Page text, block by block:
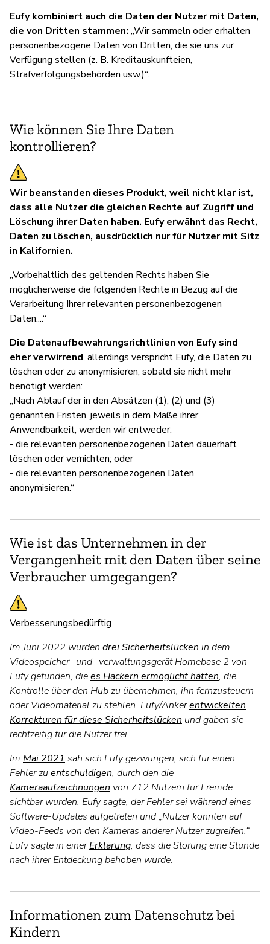
Eufy kombiniert auch die Daten der Nutzer mit Daten,
die von Dritten stammen: „Wir sammeln oder erhalten
personenbezogene Daten von Dritten, die sie uns zur
Verfügung stellen (z. B. Kreditauskunfteien,
Strafverfolgungsbehörden usw.)“.
Wie können Sie Ihre Daten
kontrollieren?
Wir beanstanden dieses Produkt, weil nicht klar ist,
dass alle Nutzer die gleichen Rechte auf Zugriff und
Löschung ihrer Daten haben. Eufy erwähnt das Recht,
Daten zu löschen, ausdrücklich nur für Nutzer mit Sitz
in Kalifornien.
„Vorbehaltlich des geltenden Rechts haben Sie
möglicherweise die folgenden Rechte in Bezug auf die
Verarbeitung Ihrer relevanten personenbezogenen
Daten....“
Die Datenaufbewahrungsrichtlinien von Eufy sind
eher verwirrend, allerdings verspricht Eufy, die Daten zu
löschen oder zu anonymisieren, sobald sie nicht mehr
benötigt werden:
„Nach Ablauf der in den Absätzen (1), (2) und (3)
genannten Fristen, jeweils in dem Maße ihrer
Anwendbarkeit, werden wir entweder:
- die relevanten personenbezogenen Daten dauerhaft
löschen oder vernichten; oder
- die relevanten personenbezogenen Daten
anonymisieren.“
Wie ist das Unternehmen in der
Vergangenheit mit den Daten über seine
Verbraucher umgegangen?
Verbesserungsbedürftig
Im Juni 2022 wurden drei Sicherheitslücken in dem
Videospeicher- und -verwaltungsgerät Homebase 2 von
Eufy gefunden, diees Hackern ermöglicht hätten, die
Kontrolle über den Hub zu übernehmen, ihn fernzusteuern
oder Videomaterial zu stehlen. Eufy/Ankerentwickelten
Korrekturen für diese Sicherheitslücken und gaben sie
rechtzeitig für die Nutzer frei.
Im Mai 2021 sah sich Eufy gezwungen, sich für einen
Fehler zu entschuldigen, durch den die
Kameraaufzeichnungen von 712 Nutzern für Fremde
sichtbar wurden. Eufy sagte, der Fehler sei während eines
Software-Updates aufgetreten und „Nutzer konnten auf
Video-Feeds von den Kameras anderer Nutzer zugreifen.“
Eufy sagte in einerErklärung, dass die Störung eine Stunde
nach ihrer Entdeckung behoben wurde.
Informationen zum Datenschutz bei
Kindern